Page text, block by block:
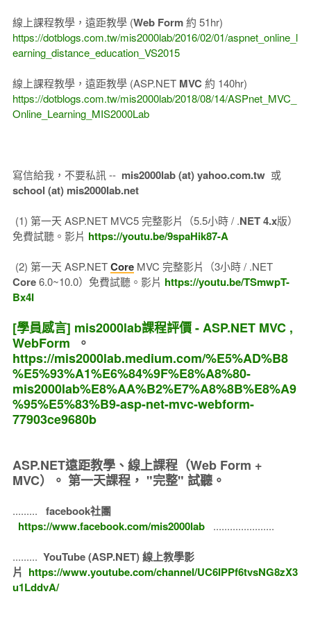
線上課程教學，遠距教學 (Web Form約 51hr)
https://dotblogs.com.tw/mis2000lab/2016/02/01/aspnet_online_l
earning_distance_education_VS2015
線上課程教學，遠距教學 (ASP.NET MVC 約 140hr)
https://dotblogs.com.tw/mis2000lab/2018/08/14/ASPnet_MVC_
Online_Learning_MIS2000Lab
寫信給我，不要私訊 -- mis2000lab (at) yahoo.com.tw或
school (at) mis2000lab.net
(1) 第一天 ASP.NET MVC5 完整影片（5.5小時 / .NET 4.x版）
免費試聽。影片 https://youtu.be/9spaHik87-A
(2) 第一天 ASP.NETCoreMVC 完整影片（3小時 / .NET
Core6.0~10.0）免費試聽。影片 https://youtu.be/TSmwpT-
Bx4I
[學員感言] mis2000lab課程評價 - ASP.NET MVC ,
WebForm 。
https://mis2000lab.medium.com/%E5%AD%B8
%E5%93%A1%E6%84%9F%E8%A8%80-
mis2000lab%E8%AA%B2%E7%A8%8B%E8%A9
%95%E5%83%B9-asp-net-mvc-webform-
77903ce9680b
ASP.NET遠距教學、線上課程（Web Form +
MVC）。 第一天課程， "完整" 試聽。
.........
facebook社團
https://www.facebook.com/mis2000lab
......................
......... YouTube (ASP.NET) 線上教學影
片 https://www.youtube.com/channel/UC6IPPf6tvsNG8zX3
u1LddvA/